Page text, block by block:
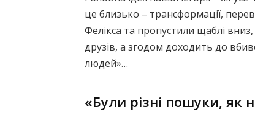
це близько – трансформації,
Фелікса та пропустили щаблі
друзів, а згодом доходить до
людей»…
«Були різні пошуки,